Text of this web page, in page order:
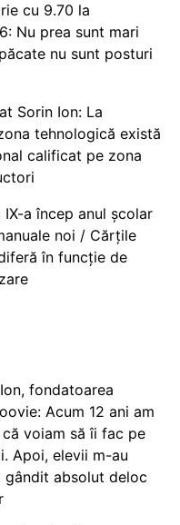
cu 9.70 la
Nu prea sunt mari
nu sunt posturi
Sorin Ion: La
tehnologică există
calificat pe zona
a încep anul școlar
noi / Cărțile
în funcție de
fondatoarea
Acum 12 ani am
voiam să îi fac pe
Apoi, elevii m-au
gândit absolut deloc